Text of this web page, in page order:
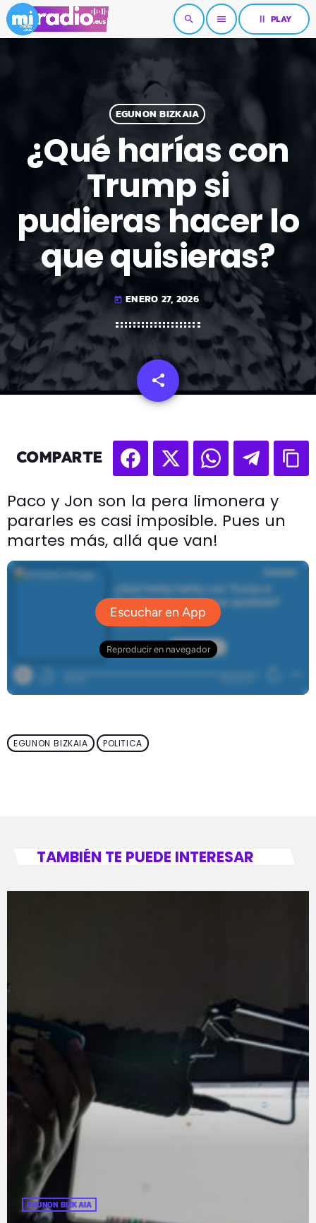
search menu pause PLAY
EGUNON BIZKAIA
¿Qué harías con
Trump si
pudieras hacer lo
que quisieras?
today ENERO 27, 2026
share
email
COMPARTE
Paco y Jon son la pera limonera y
pararles es casi imposible. Pues un
martes más, allá que van!
EGUNON BIZKAIA POLITICA
TAMBIÉN TE PUEDE INTERESAR
EGUNON BIZKAIA